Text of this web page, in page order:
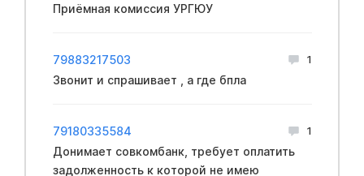
Приёмная комиссия УРГЮУ
79883217503 1
Звонит и спрашивает , а где бпла
79180335584 1
Донимает совкомбанк, требует оплатить
задолженность к которой не имею